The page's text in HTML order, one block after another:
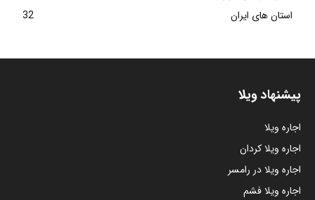
استان های ایران
32
پیشنهاد ویلا
اجاره ویلا
اجاره ویلا کردان
اجاره ویلا در رامسر
اجاره ویلا فشم